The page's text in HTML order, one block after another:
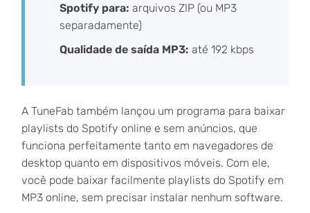
Spotify para: arquivos ZIP (ou MP3
separadamente)
Qualidade de saída MP3: até 192 kbps
A TuneFab também lançou um programa para baixar
playlists do Spotify online e sem anúncios, que
funciona perfeitamente tanto em navegadores de
desktop quanto em dispositivos móveis. Com ele,
você pode baixar facilmente playlists do Spotify em
MP3 online, sem precisar instalar nenhum software.